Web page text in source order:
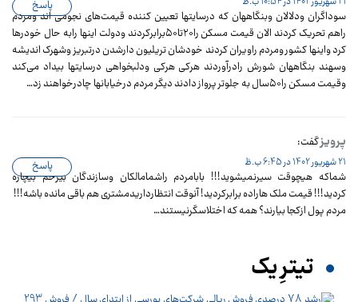
سوداگران ودلالان وبنگاههان که درسایتها تعیین کننده قیمت‌های نجومی اند ومردم
راهم تحریک کردند الان قیمت مسکن را۲۰تا۵۰برابرکردند ودولت اینها رابه حال خودرها
کرد واینها کشور ومردم راویران کردند خودشان تریلیون دارشدن درتبریز وشهرک اندیشه
وسهند بنگاههان شورش رادرآوردند هرکی هرکی ودلبخواهی درسایتها بیداد می‌کند
وقیمت مسکن را۵۰سال به جلوتر پرواز دادند دیگر مردم درخیابانها چادرخواهند زد…
پاسخ
پرویزگفت:
21 شهریور 1402 در 6:45 ب.ظ
شماکه هیچوقت سیرنمیشوید!!! بابامردم راشمامالکان وسازندگان بیرحم بیچاره
کردید!!! قیمت ملک هاراده برابرکردید! آنوقت انتظارداریدمشتری هم باقی مانده باشه!!!
مردم پول ازکجا بیارند؟ همه که اختلاسگرنیستند…
پاسخ
تیترِ یک